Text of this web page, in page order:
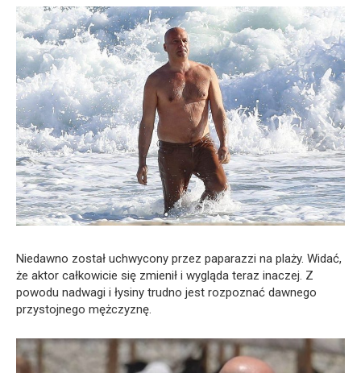
Niedawno został uchwycony przez paparazzi na plaży. Widać,
że aktor całkowicie się zmienił i wygląda teraz inaczej. Z
powodu nadwagi i łysiny trudno jest rozpoznać dawnego
przystojnego mężczyznę.